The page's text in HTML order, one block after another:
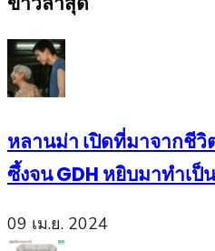
หลานม่า เปิดที่มาจากชีวิ
ซึ้งจน GDH หยิบมาทำเป็
09 เม.ย. 2024